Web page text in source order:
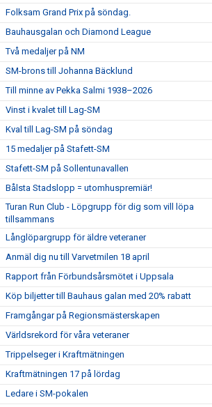
Folksam Grand Prix på söndag.
Bauhausgalan och Diamond League
Två medaljer på NM
SM-brons till Johanna Bäcklund
Till minne av Pekka Salmi 1938–2026
Vinst i kvalet till Lag-SM
Kval till Lag-SM på söndag
15 medaljer på Stafett-SM
Stafett-SM på Sollentunavallen
Bålsta Stadslopp = utomhuspremiär!
Turan Run Club - Löpgrupp för dig som vill löpa
tillsammans
Långlöpargrupp för äldre veteraner
Anmäl dig nu till Varvetmilen 18 april
Rapport från Förbundsårsmötet i Uppsala
Köp biljetter till Bauhaus galan med 20% rabatt
Framgångar på Regionsmästerskapen
Världsrekord för våra veteraner
Trippelseger i Kraftmätningen
Kraftmätningen 17 på lördag
Ledare i SM-pokalen